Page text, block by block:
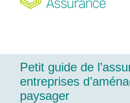
Petit guide de
entreprises
paysager